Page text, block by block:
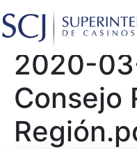
2020-
Consejo